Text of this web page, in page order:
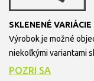
SKLENENÉ VARIÁCIE
Výrobok je možné
niekoľkými variantami
POZRI SA